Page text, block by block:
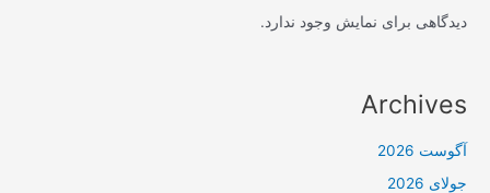
دیدگاهی برای نمایش وجود ندارد.
Archives
آگوست 2026
جولای 2026